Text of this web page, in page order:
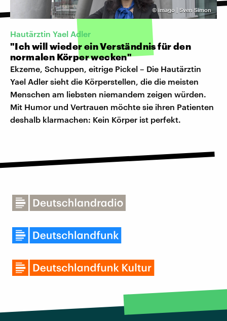
©imago | Sven Simon
Hautärztin Yael Adler
"Ich will wieder ein Verständnis für den
normalen Körper wecken"
Ekzeme, Schuppen, eitrige Pickel – Die Hautärztin
Yael Adler sieht die Körperstellen, die die meisten
Menschen am liebsten niemandem zeigen würden.
Mit Humor und Vertrauen möchte sie ihren Patienten
deshalb klarmachen: Kein Körper ist perfekt.